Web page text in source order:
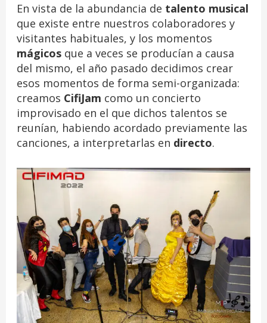
En vista de la abundancia de talento musical
que existe entre nuestros colaboradores y
visitantes habituales, y los momentos
mágicosque a veces se producían a causa
del mismo, el año pasado decidimos crear
esos momentos de forma semi-organizada:
creamos CifiJam como un concierto
improvisado en el que dichos talentos se
reunían, habiendo acordado previamente las
canciones, a interpretarlas en directo.